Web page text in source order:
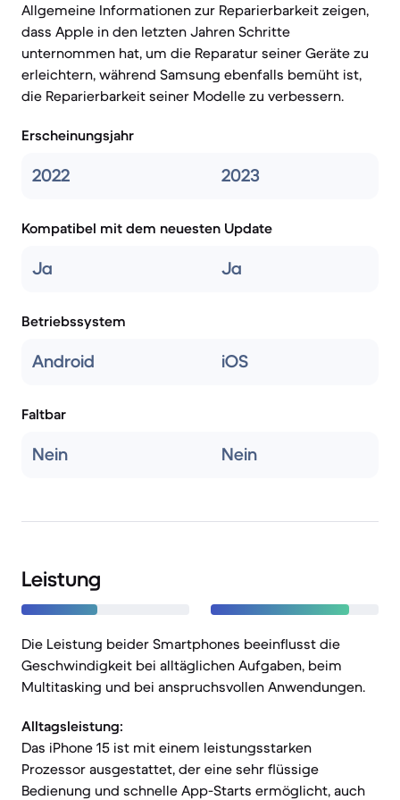
Allgemeine Informationen zur Reparierbarkeit zeigen,
dass Apple in den letzten Jahren Schritte
unternommen hat, um die Reparatur seiner Geräte zu
erleichtern, während Samsung ebenfalls bemüht ist,
die Reparierbarkeit seiner Modelle zu verbessern.
Erscheinungsjahr
2022 2023
Kompatibel mit dem neuesten Update
Ja Ja
Betriebssystem
Android iOS
Faltbar
Nein Nein
Leistung
Die Leistung beider Smartphones beeinflusst die
Geschwindigkeit bei alltäglichen Aufgaben, beim
Multitasking und bei anspruchsvollen Anwendungen.
Alltagsleistung:
Das iPhone 15 ist mit einem leistungsstarken
Prozessor ausgestattet, der eine sehr flüssige
Bedienung und schnelle App-Starts ermöglicht, auch